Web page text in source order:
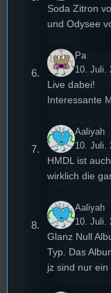
Regensburg
Deutschland
wurde auch
dem
2022 gekürt.
Sommer geht
Runde und
die
hat sich für
genommen
wichtigsten
rund um das
Soda Zitron
und Odysee
Pa
10. Juli.
Live dabei!
Interessante
Aaliyah
10. Juli.
HMDL ist
wirklich die
Aaliyah
10. Juli.
Glanz Null
Typ. Das
jz sind nur ein